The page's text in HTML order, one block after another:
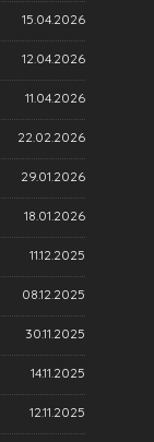
15.04.2026
12.04.2026
11.04.2026
22.02.2026
29.01.2026
18.01.2026
11.12.2025
08.12.2025
30.11.2025
14.11.2025
12.11.2025